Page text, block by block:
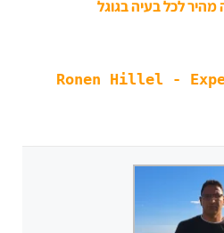
לכל בעיה בגוגל
Ronen Hillel -